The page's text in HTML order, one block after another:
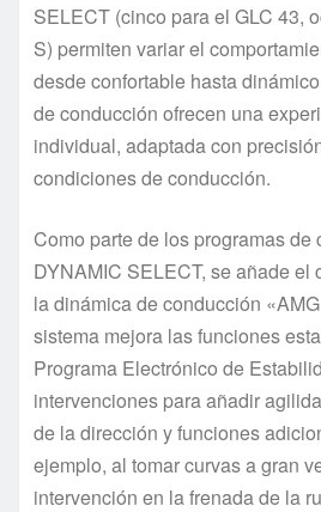
SELECT (cinco para el GLC 43,
S) permiten variar el
desde confortable hasta
de conducción ofrecen una
individual, adaptada con
condiciones de conducción.
Como parte de los programas de
DYNAMIC SELECT, se añade el
la dinámica de conducción
sistema mejora las funciones
Programa Electrónico de
intervenciones para añadir
de la dirección y funciones
ejemplo, al tomar curvas a gran
intervención en la frenada de la